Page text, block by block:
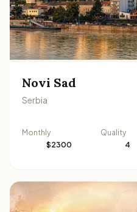
Novi Sad
Serbia
Monthly
$2300
Quality
4